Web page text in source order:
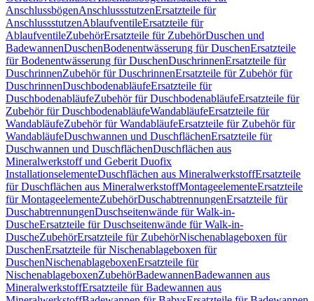
AnschlussbögenAnschlussstutzenErsatzteile für
AnschlussstutzenAblaufventileErsatzteile für
AblaufventileZubehörErsatzteile für ZubehörDuschen und
BadewannenDuschenBodenentwässerung für DuschenErsatzteile
für Bodenentwässerung für DuschenDuschrinnenErsatzteile für
DuschrinnenZubehör für DuschrinnenErsatzteile für Zubehör für
DuschrinnenDuschbodenabläufeErsatzteile für
DuschbodenabläufeZubehör für DuschbodenabläufeErsatzteile für
Zubehör für DuschbodenabläufeWandabläufeErsatzteile für
WandabläufeZubehör für WandabläufeErsatzteile für Zubehör für
WandabläufeDuschwannen und DuschflächenErsatzteile für
Duschwannen und DuschflächenDuschflächen aus
Mineralwerkstoff und Geberit Duofix
InstallationselementeDuschflächen aus MineralwerkstoffErsatzteile
für Duschflächen aus MineralwerkstoffMontageelementeErsatzteile
für MontageelementeZubehörDuschabtrennungenErsatzteile für
DuschabtrennungenDuschseitenwände für Walk-in-
DuscheErsatzteile für Duschseitenwände für Walk-in-
DuscheZubehörErsatzteile für ZubehörNischenablageboxen für
DuschenErsatzteile für Nischenablageboxen für
DuschenNischenablageboxenErsatzteile für
NischenablageboxenZubehörBadewannenBadewannen aus
MineralwerkstoffErsatzteile für Badewannen aus